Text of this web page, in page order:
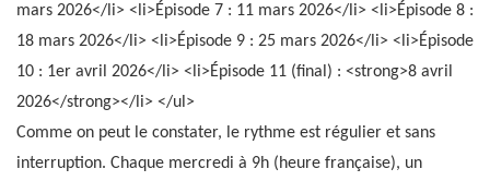
mars 2026</li> <li>Épisode 7 : 11 mars 2026</li> <li>Épisode 8 :
18 mars 2026</li> <li>Épisode 9 : 25 mars 2026</li> <li>Épisode
10 : 1er avril 2026</li> <li>Épisode 11 (final) : <strong>8 avril
2026</strong></li> </ul>
Comme on peut le constater, le rythme est régulier et sans
interruption. Chaque mercredi à 9h (heure française), un